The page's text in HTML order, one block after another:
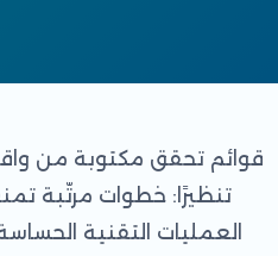
قوائم تحقق مكتوبة من
تنظيرًا: خطوات مرتّبة
العمليات التقنية